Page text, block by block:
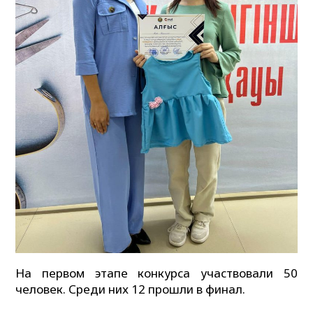
На первом этапе конкурса участвовали 50
человек. Среди них 12 прошли в финал.